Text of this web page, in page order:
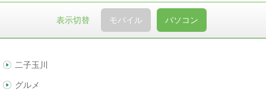
表示切替 モバイル パソコン
二子玉川
グルメ